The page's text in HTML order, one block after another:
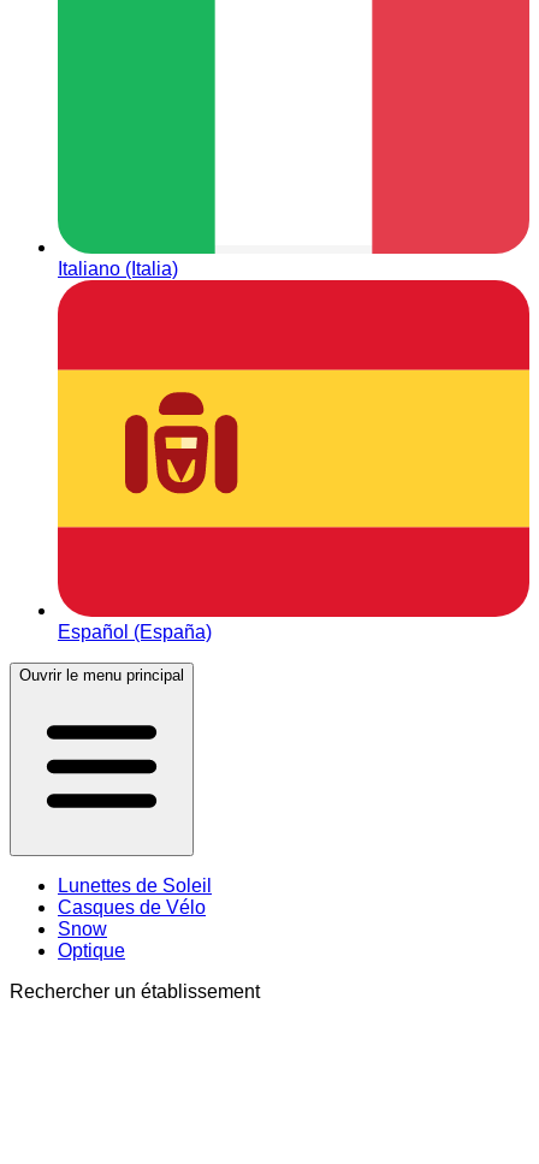
Italiano (Italia)
Español (España)
Ouvrir le menu principal
Lunettes de Soleil
Casques de Vélo
Snow
Optique
Rechercher un établissement